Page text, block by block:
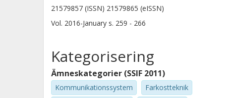
21579857 (ISSN) 21579865 (eISSN)
Vol. 2016-January s. 259 - 266
Kategorisering
Ämneskategorier (SSIF 2011)
Kommunikationssystem
Farkostteknik